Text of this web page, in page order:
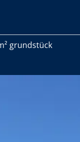
grundstück